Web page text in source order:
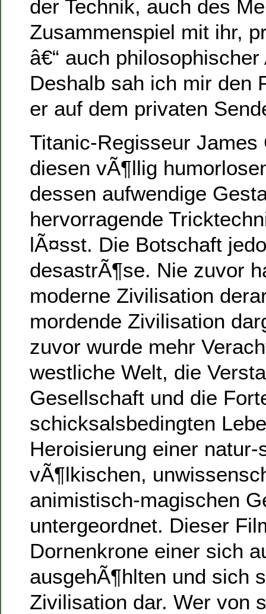
der Technik, auch des
Zusammenspiel mit ihr,
â€“ auch
Deshalb sah ich mir den
er auf dem privaten
Titanic-Regisseur James
diesen vÃ¶llig
dessen aufwendige
hervorragende
lÃ¤sst. Die Botschaft
desastrÃ¶se. Nie zuvor
moderne Zivilisation
mordende Zivilisation
zuvor wurde mehr
westliche Welt, die
Gesellschaft und die
schicksalsbedingten
Heroisierung einer
vÃ¶lkischen,
animistisch-magischen
untergeordnet. Dieser
Dornenkrone einer sich
ausgehÃ¶hlten und sich
Zivilisation dar. Wer von